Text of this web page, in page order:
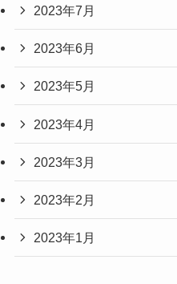
2023年7月
2023年6月
2023年5月
2023年4月
2023年3月
2023年2月
2023年1月